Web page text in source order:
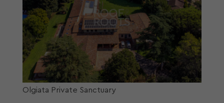
Olgiata Private Sanctuary